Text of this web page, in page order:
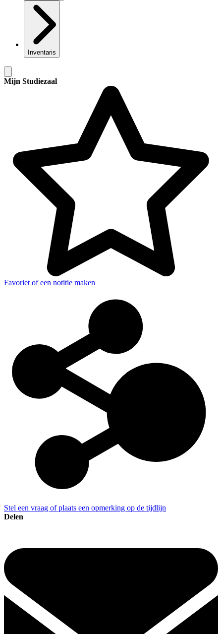
Inventaris
Mijn Studiezaal
Favoriet of een notitie maken
Stel een vraag of plaats een opmerking op de tijdlijn
Delen